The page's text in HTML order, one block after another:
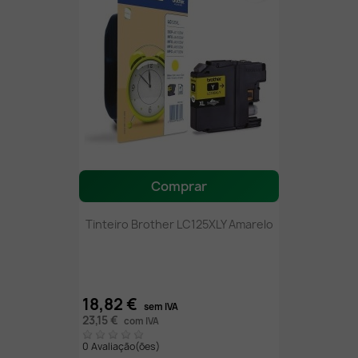
Comprar
Tinteiro Brother LC125XLY Amarelo
18,82 € sem IVA
23,15 € com IVA
0 Avaliação(ões)